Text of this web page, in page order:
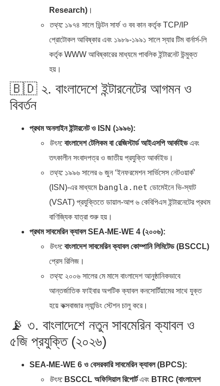
Research) ।
তথ্য: ১৯৭৪ সালে ভিন্টন সার্ফ ও বব কান কর্তৃক TCP/IP
প্রোটোকল আবিষ্কার এবং ১৯৮৯-১৯৯১ সালে স্যার টিম বার্নার্স-লি
কর্তৃক WWW আবিষ্কারের মাধ্যমে পাবলিক ইন্টারনেট উন্মুক্ত
হয়।
🇧🇩 ২. বাংলাদেশে ইন্টারনেটের আগমন ও
বিবর্তন
প্রথম অনলাইন ইন্টারনেট ও ISN (১৯৯৬):
উৎস: বাংলাদেশ টেলিকম বা রেজিস্টার্ড আইএসপি আর্কাইভএবং
তৎকালীন সংবাদপত্র ও জাতীয় প্রযুক্তি আর্কাইভ।
তথ্য: ১৯৯৬ সালের ৬ জুন ‘ইনফরমেশন সার্ভিসেস নেটওয়ার্ক’
(ISN)-এর মাধ্যমে bangla.net ডোমেইনে ভি-স্যাট
(VSAT) প্রযুক্তিতে ডায়াল-আপ ৬ কেবিপিএস ইন্টারনেটের প্রথম
বাণিজ্যিক যাত্রা শুরু হয়।
প্রথম সাবমেরিন ক্যাবল SEA-ME-WE 4 (২০০৬):
উৎস: বাংলাদেশ সাবমেরিন ক্যাবল কোম্পানি লিমিটেড (BSCCL)
প্রেস রিলিজ।
তথ্য: ২০০৬ সালের মে মাসে বাংলাদেশ আনুষ্ঠানিকভাবে
আন্তর্জাতিক ফাইবার অপটিক ক্যাবল কনসোর্টিয়ামের সাথে যুক্ত
হয়ে কক্সবাজার ল্যান্ডিং স্টেশন চালু করে।
📡 ৩. বাংলাদেশে নতুন সাবমেরিন ক্যাবল ও
৫জি প্রযুক্তি (২০২৬)
SEA-ME-WE 6 ও বেসরকারি সাবমেরিন ক্যাবল (BPCS):
উৎস: BSCCL অফিসিয়াল রিপোর্টএবং BTRC (বাংলাদেশ